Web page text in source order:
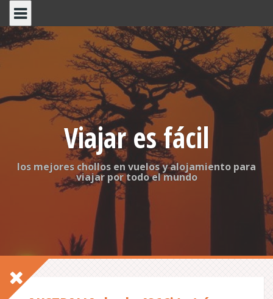
p
o
Viajar es fácil
los mejores chollos en vuelos y alojamiento para
viajar por todo el mundo